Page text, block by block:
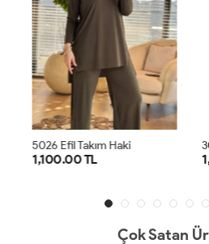
5026 Efil Takım Haki
1,100.00 TL
Çok Satan